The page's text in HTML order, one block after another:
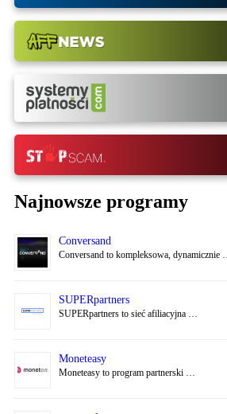
Najnowsze programy
Conversand
Conversand to kompleksowa, dynamicznie …
SUPERpartners
SUPERpartners to sieć afiliacyjna …
Moneteasy
Moneteasy to program partnerski …